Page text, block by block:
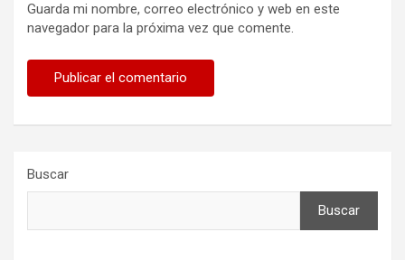
Guarda mi nombre, correo electrónico y web en este
navegador para la próxima vez que comente.
Buscar
Buscar